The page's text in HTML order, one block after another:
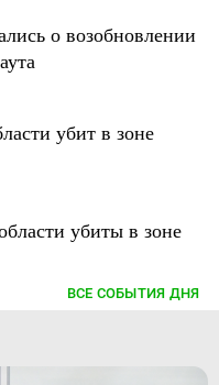
о возобновлении
убит в зоне
убиты в зоне
ВСЕ СОБЫТИЯ ДНЯ